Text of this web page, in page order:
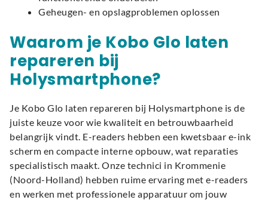
Geheugen- en opslagproblemen oplossen
Waarom je Kobo Glo laten
repareren bij
Holysmartphone?
Je Kobo Glo laten repareren bij Holysmartphone is de
juiste keuze voor wie kwaliteit en betrouwbaarheid
belangrijk vindt. E-readers hebben een kwetsbaar e-ink
scherm en compacte interne opbouw, wat reparaties
specialistisch maakt. Onze technici in Krommenie
(Noord-Holland) hebben ruime ervaring met e-readers
en werken met professionele apparatuur om jouw